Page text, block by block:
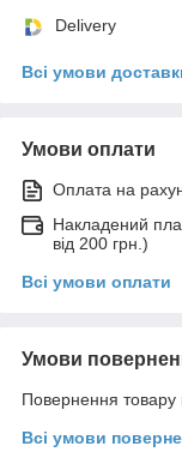
Delivery
Всі умови
Умови оплати
Оплата на
Накладений
від 200 грн.)
Всі умови оплати
Умови
Повернення товару
Всі умови